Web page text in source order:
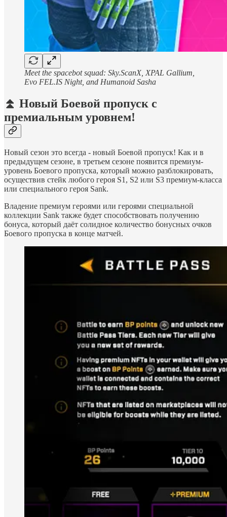
Meet the spacebot squad: Sky.ScanX, XPAL Gallium,
Evo FEL.IS Night, and Humanoid Sasha
⏫ Новый Боевой пропуск с
премиальным уровнем!
Новый сезон это всегда - новый Боевой пропуск! Как и в
предыдущем сезоне, в третьем сезоне появится премиум-
уровень Боевого пропуска, который можно разблокировать,
осуществив стейк любого героя S1, S2 или S3 премиум-класса
или специального героя Sank.
Владение премиум героями или героями специальной
коллекции Sank также будет способствовать получению
бонуса, который даёт солидное количество бонусных очков
Боевого пропуска в конце матчей.